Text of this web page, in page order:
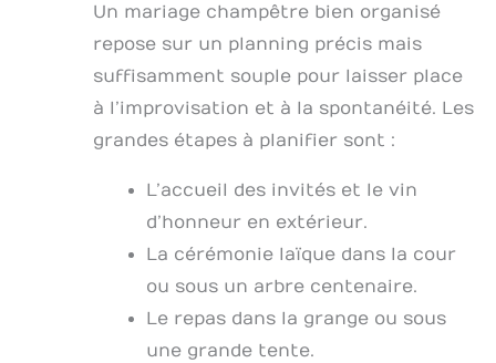
Un mariage champêtre bien organisé
repose sur un planning précis mais
suffisamment souple pour laisser place
à l’improvisation et à la spontanéité. Les
grandes étapes à planifier sont :
L’accueil des invités et le vin
d’honneur en extérieur.
La cérémonie laïque dans la cour
ou sous un arbre centenaire.
Le repas dans la grange ou sous
une grande tente.